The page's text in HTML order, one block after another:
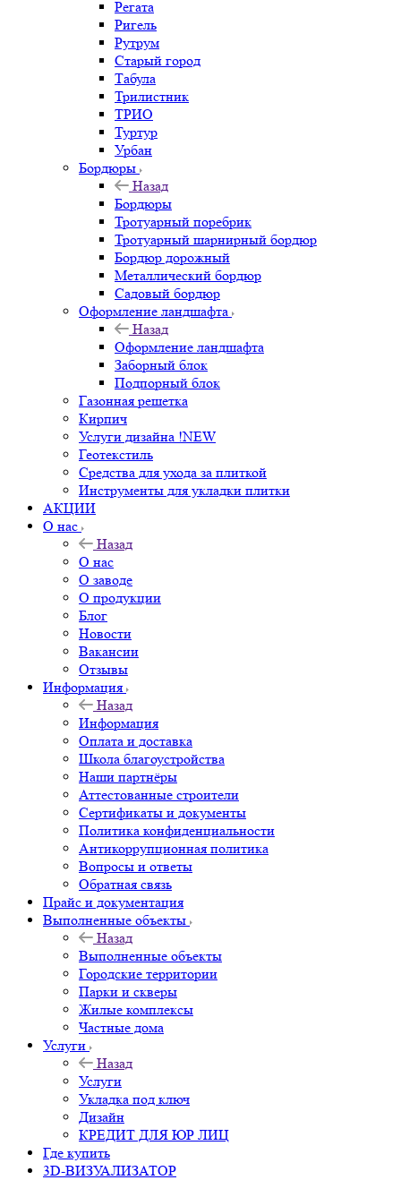
Регата
Ригель
Рутрум
Старый город
Табула
Трилистник
ТРИО
Туртур
Урбан
Бордюры
Назад
Бордюры
Тротуарный поребрик
Тротуарный шарнирный бордюр
Бордюр дорожный
Металлический бордюр
Садовый бордюр
Оформление ландшафта
Назад
Оформление ландшафта
Заборный блок
Подпорный блок
Газонная решетка
Кирпич
Услуги дизайна !NEW
Геотекстиль
Средства для ухода за плиткой
Инструменты для укладки плитки
АКЦИИ
О нас
Назад
О нас
О заводе
О продукции
Блог
Новости
Вакансии
Отзывы
Информация
Назад
Информация
Оплата и доставка
Школа благоустройства
Наши партнёры
Аттестованные строители
Сертификаты и документы
Политика конфиденциальности
Антикоррупционная политика
Вопросы и ответы
Обратная связь
Прайс и документация
Выполненные объекты
Назад
Выполненные объекты
Городские территории
Парки и скверы
Жилые комплексы
Частные дома
Услуги
Назад
Услуги
Укладка под ключ
Дизайн
КРЕДИТ ДЛЯ ЮР ЛИЦ
Где купить
3D-ВИЗУАЛИЗАТОР